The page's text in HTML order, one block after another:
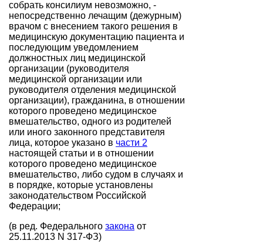
собрать консилиум невозможно, -
непосредственно лечащим (дежурным)
врачом с внесением такого решения в
медицинскую документацию пациента и
последующим уведомлением
должностных лиц медицинской
организации (руководителя
медицинской организации или
руководителя отделения медицинской
организации), гражданина, в отношении
которого проведено медицинское
вмешательство, одного из родителей
или иного законного представителя
лица, которое указано в части 2
настоящей статьи и в отношении
которого проведено медицинское
вмешательство, либо судом в случаях и
в порядке, которые установлены
законодательством Российской
Федерации;
(в ред. Федерального закона от
25.11.2013 N 317-ФЗ)